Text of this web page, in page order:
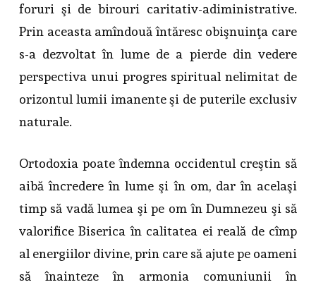
foruri şi de birouri caritativ-adiministrative.
Prin aceasta amîndouă întăresc obişnuinţa care
s-a dezvoltat în lume de a pierde din vedere
perspectiva unui progres spiritual nelimitat de
orizontul lumii imanente şi de puterile exclusiv
naturale.
Ortodoxia poate îndemna occidentul creştin să
aibă încredere în lume şi în om, dar în acelaşi
timp să vadă lumea şi pe om în Dumnezeu şi să
valorifice Biserica în calitatea ei reală de cîmp
al energiilor divine, prin care să ajute pe oameni
să înainteze în armonia comuniunii în